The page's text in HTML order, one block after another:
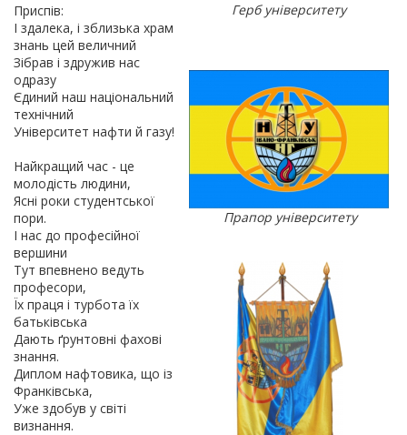
Приспів:
І здалека, і зблизька храм
знань цей величний
Зібрав і здружив нас
одразу
Єдиний наш національний
технічний
Університет нафти й газу!
Найкращий час - це
молодість людини,
Ясні роки студентської
пори.
І нас до професійної
вершини
Тут впевнено ведуть
професори,
Їх праця і турбота їх
батьківська
Дають ґрунтовні фахові
знання.
Диплом нафтовика, що із
Франківська,
Уже здобув у світі
визнання.
Герб університету
Прапор університету